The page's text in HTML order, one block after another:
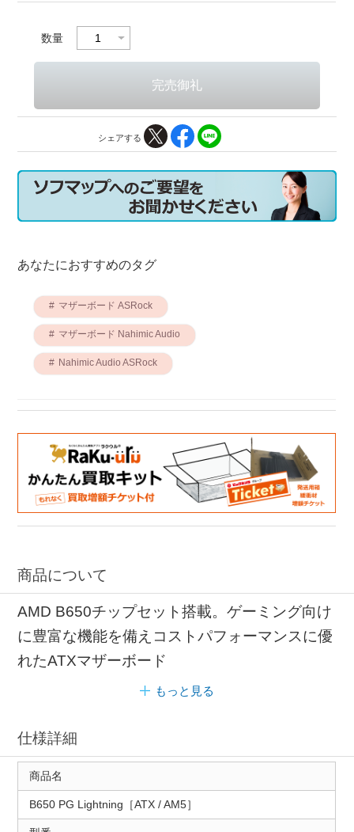
数量
シェアする
あなたにおすすめのタグ
マザーボード ASRock
マザーボード Nahimic Audio
Nahimic Audio ASRock
商品について
AMD B650チップセット搭載。ゲーミング向け
に豊富な機能を備えコストパフォーマンスに優
れたATXマザーボード
もっと見る
仕様詳細
商品名
B650 PG Lightning［ATX / AM5］